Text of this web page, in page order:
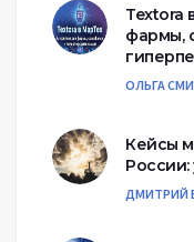
Textora
фармы,
ОЛЬГА
Кейсы
России:
ДМИТРИЙ